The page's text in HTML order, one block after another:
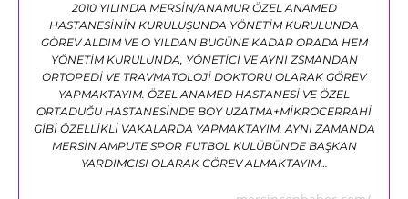
2010 YILINDA MERSİN/ANAMUR ÖZEL ANAMED
HASTANESİNİN KURULUŞUNDA YÖNETİM KURULUNDA
GÖREV ALDIM VE O YILDAN BUGÜNE KADAR ORADA HEM
YÖNETİM KURULUNDA, YÖNETİCİ VE AYNI ZSMANDAN
ORTOPEDİ VE TRAVMATOLOJİ DOKTORU OLARAK GÖREV
YAPMAKTAYIM. ÖZEL ANAMED HASTANESİ VE ÖZEL
ORTADUĞU HASTANESİNDE BOY UZATMA+MİKROCERRAHİ
GİBİ ÖZELLİKLİ VAKALARDA YAPMAKTAYIM. AYNI ZAMANDA
MERSİN AMPUTE SPOR FUTBOL KULÜBÜNDE BAŞKAN
YARDIMCISI OLARAK GÖREV ALMAKTAYIM…